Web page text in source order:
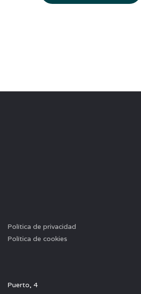
Política de privacidad
Política de cookies
Puerto, 4